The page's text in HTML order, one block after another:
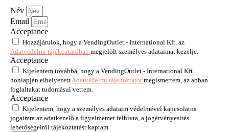
Név
Email
Acceptance
Hozzájárulok, hogy a VendingOutlet - International Kft. az
Adatvédelmi tájékoztatóban megjelölt személyes adataimat kezelje.
Acceptance
Kijelentem továbbá, hogy a VendingOutlet - International Kft.
honlapján elhelyezett Adatvédelmi tájékoztatót megismertem, az abban
foglaltakat tudomásul vettem.
Acceptance
Kijelentem, hogy a személyes adataim védelmével kapcsolatos
jogaimra az adatkezelő a figyelmemet felhívta, a jogérvényesítés
lehetőségeiről tájékoztatást kaptam.